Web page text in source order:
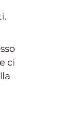
ci